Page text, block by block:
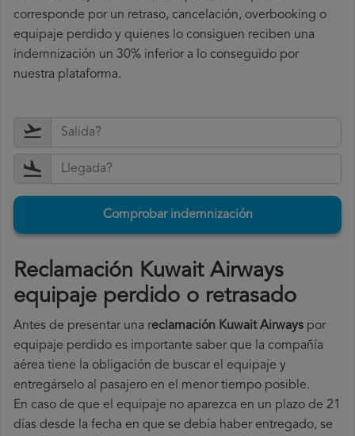
corresponde por un retraso, cancelación, overbooking o
equipaje perdido y quienes lo consiguen reciben una
indemnización un 30% inferior a lo conseguido por
nuestra plataforma.
Comprobar indemnización
Reclamación Kuwait Airways
equipaje perdido o retrasado
Antes de presentar una reclamación Kuwait Airways por
equipaje perdido es importante saber que la compañía
aérea tiene la obligación de buscar el equipaje y
entregárselo al pasajero en el menor tiempo posible.
En caso de que el equipaje no aparezca en un plazo de 21
días desde la fecha en que se debía haber entregado, se